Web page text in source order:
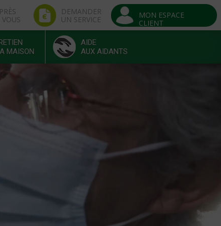
DEMANDER
UN SERVICE
MON ESPACE
CLIENT
MAISON
AIDE
AUX AIDANTS